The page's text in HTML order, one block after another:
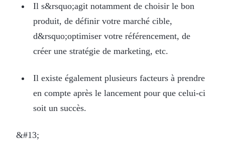
Il s&rsquo;agit notamment de choisir le bon
produit, de définir votre marché cible,
d&rsquo;optimiser votre référencement, de
créer une stratégie de marketing, etc.
Il existe également plusieurs facteurs à prendre
en compte après le lancement pour que celui-ci
soit un succès.
&#13;